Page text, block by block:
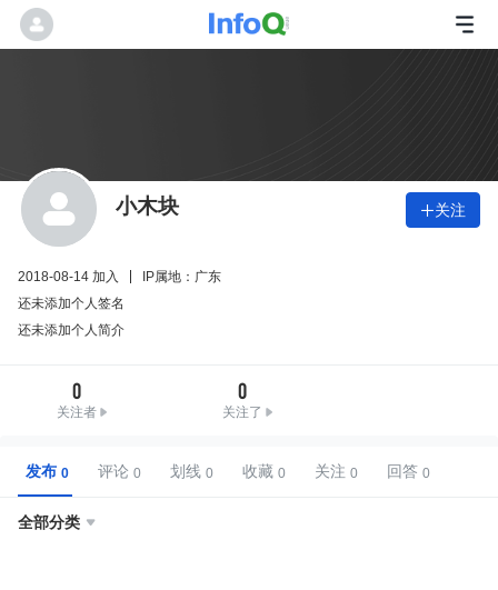
小木块 关注
2018-08-14 加入
IP属地：广东
还未添加个人签名
还未添加个人简介
0
关注者
0
关注了
发布 评论 划线 收藏 关注 回答
全部分类 